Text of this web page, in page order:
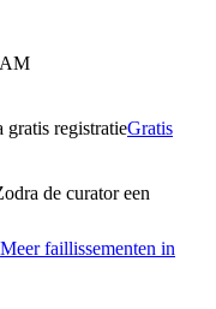
gratis registratieGratis
de curator een
Meer faillissementen in